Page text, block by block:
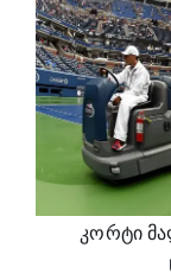
კორტი